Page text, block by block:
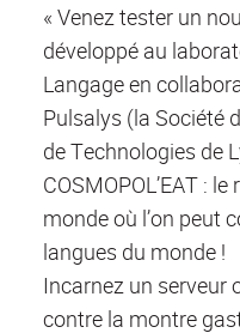
« Venez tester un
développé au
Langage en
Pulsalys (la Société
de Technologies de
COSMOPOL’EAT :
monde où l’on peut
langues du monde !
Incarnez un serveur
contre la montre